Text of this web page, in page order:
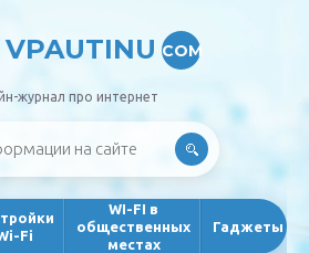
VPAUTINU COM
журнал про интернет
Fi
WI-FI в
общественных
местах
Гаджеты